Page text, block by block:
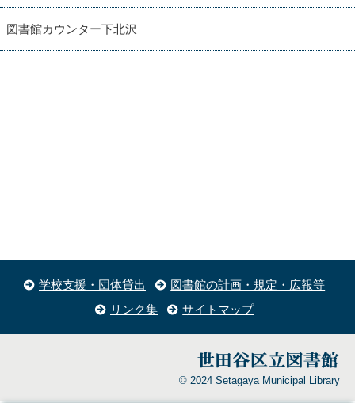
図書館カウンター下北沢
学校支援・団体貸出
図書館の計画・規定・広報等
リンク集
サイトマップ
© 2024 Setagaya Municipal Library